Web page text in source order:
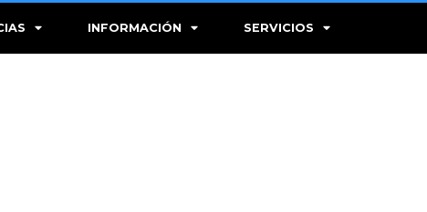
INFORMACIÓN SERVICIOS